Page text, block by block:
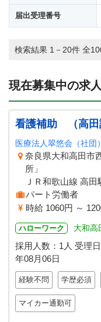
届出受理番号
検索結果 1－20件 全
現在募集中の求人
看護補助 （高田
医療法人翠悠会（社団）
奈良県大和高田
所」
ＪＲ和歌山線 高
パート労働者
時給 1060円 ～
ハローワーク 大和高
採用人数：1人 受理日
年08月06日
経験不問 学歴必須
マイカー通勤可